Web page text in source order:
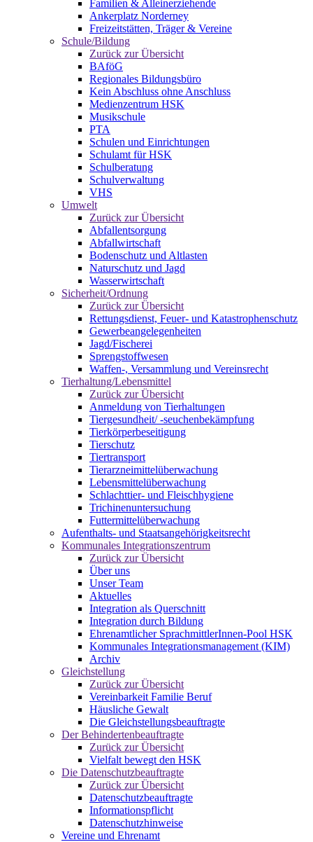
Familien & Alleinerziehende
Ankerplatz Norderney
Freizeitstätten, Träger & Vereine
Schule/Bildung
Zurück zur Übersicht
BAföG
Regionales Bildungsbüro
Kein Abschluss ohne Anschluss
Medienzentrum HSK
Musikschule
PTA
Schulen und Einrichtungen
Schulamt für HSK
Schulberatung
Schulverwaltung
VHS
Umwelt
Zurück zur Übersicht
Abfallentsorgung
Abfallwirtschaft
Bodenschutz und Altlasten
Naturschutz und Jagd
Wasserwirtschaft
Sicherheit/Ordnung
Zurück zur Übersicht
Rettungsdienst, Feuer- und Katastrophenschutz
Gewerbeangelegenheiten
Jagd/Fischerei
Sprengstoffwesen
Waffen-, Versammlung und Vereinsrecht
Tierhaltung/Lebensmittel
Zurück zur Übersicht
Anmeldung von Tierhaltungen
Tiergesundheit/ -seuchenbekämpfung
Tierkörperbeseitigung
Tierschutz
Tiertransport
Tierarzneimittelüberwachung
Lebensmittelüberwachung
Schlachttier- und Fleischhygiene
Trichinenuntersuchung
Futtermittelüberwachung
Aufenthalts- und Staatsangehörigkeitsrecht
Kommunales Integrationszentrum
Zurück zur Übersicht
Über uns
Unser Team
Aktuelles
Integration als Querschnitt
Integration durch Bildung
Ehrenamtlicher SprachmittlerInnen-Pool HSK
Kommunales Integrationsmanagement (KIM)
Archiv
Gleichstellung
Zurück zur Übersicht
Vereinbarkeit Familie Beruf
Häusliche Gewalt
Die Gleichstellungsbeauftragte
Der Behindertenbeauftragte
Zurück zur Übersicht
Vielfalt bewegt den HSK
Die Datenschutzbeauftragte
Zurück zur Übersicht
Datenschutzbeauftragte
Informationspflicht
Datenschutzhinweise
Vereine und Ehrenamt